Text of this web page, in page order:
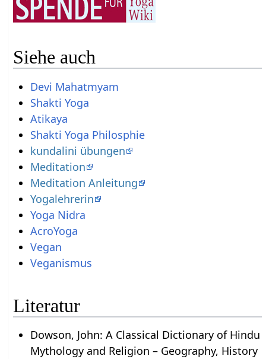
Siehe auch
Devi Mahatmyam
Shakti Yoga
Atikaya
Shakti Yoga Philosphie
kundalini übungen
Meditation
Meditation Anleitung
Yogalehrerin
Yoga Nidra
AcroYoga
Vegan
Veganismus
Literatur
Dowson, John: A Classical Dictionary of Hindu
Mythology and Religion – Geography, History